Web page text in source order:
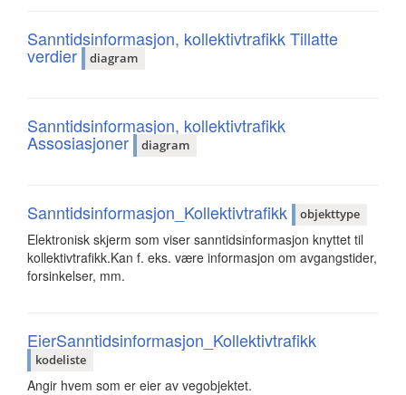
Sanntidsinformasjon, kollektivtrafikk Tillatte
verdier diagram
Sanntidsinformasjon, kollektivtrafikk
Assosiasjoner diagram
Sanntidsinformasjon_Kollektivtrafikk objekttype
Elektronisk skjerm som viser sanntidsinformasjon knyttet til
kollektivtrafikk.Kan f. eks. være informasjon om avgangstider,
forsinkelser, mm.
EierSanntidsinformasjon_Kollektivtrafikk
kodeliste
Angir hvem som er eier av vegobjektet.